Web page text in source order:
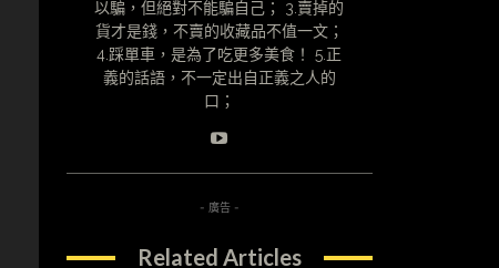
以騙，但絕對不能騙自己； 3.賣掉的
貨才是錢，不賣的收藏品不值一文；
4.踩單車，是為了吃更多美食！ 5.正
義的話語，不一定出自正義之人的
口；
- 廣告 -
Related Articles